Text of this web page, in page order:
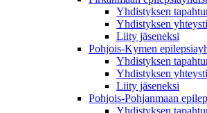
Yhdistyksen
Yhdistyksen
Liity jäseneksi
Pohjois-Kymen
Yhdistyksen
Yhdistyksen
Liity jäseneksi
Pohjois-Pohjanmaan
Yhdistyksen